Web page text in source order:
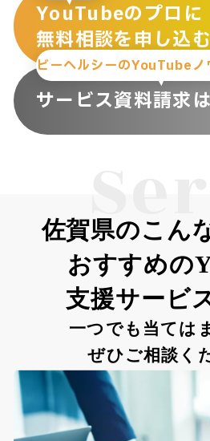
YouTubeのプロに
無料相談を申し込む
ビーヘルシーのYouTubeノ
サービス資料請求
佐賀県のこん
おすすめの
支援サービ
一つでも当ては
ぜひご相談く